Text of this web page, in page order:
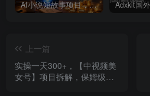
AI小说短故事项目，大佬亲测月入1-3W，零基础教你用AI批量产出优质短故事，实现一稿多吃多渠道变现
上一篇
实操一天300+，【中视频美
女号】项目拆解，保姆级教